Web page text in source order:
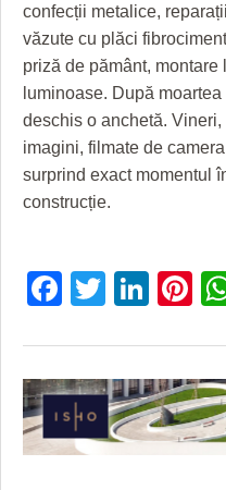
confecții metalice,
văzute cu plăci
priză de pământ,
luminoase. După
deschis o anchetă.
imagini, filmate de
surprind exact momentul
construcție.
Facebook
Twitter